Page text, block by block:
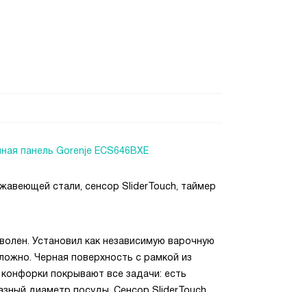
панель Gorenje ECS646BXE
стали, сенсор SliderTouch, таймер
Установил как независимую варочную
Черная поверхность с рамкой из
покрывают все задачи: есть